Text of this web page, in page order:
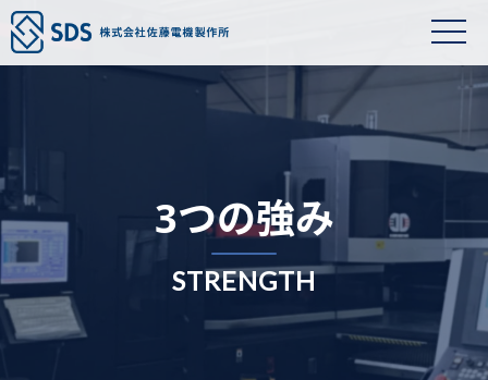
3つの強み
STRENGTH